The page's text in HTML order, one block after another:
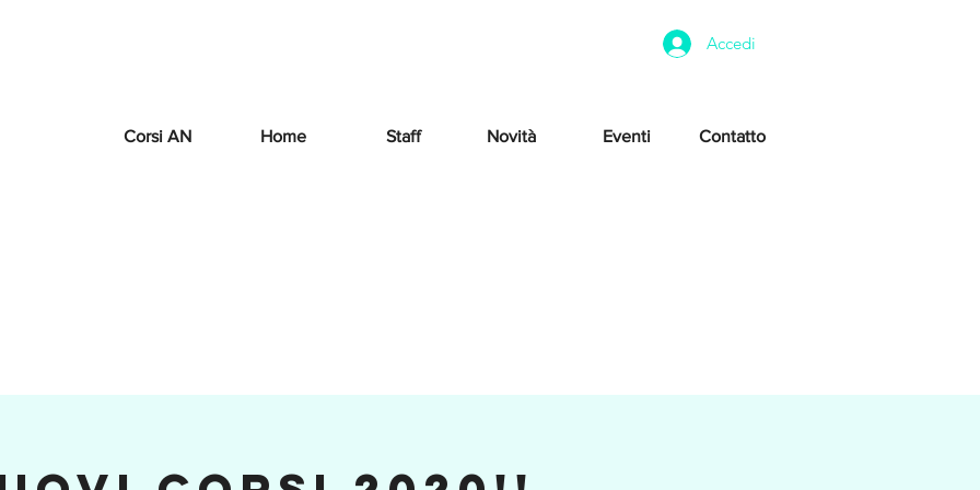
Accedi
Contatto
Eventi
Novità
Staff
Home
Corsi AN